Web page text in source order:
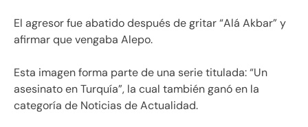
El agresor fue abatido después de gritar “Alá Akbar” y
afirmar que vengaba Alepo.
Esta imagen forma parte de una serie titulada: “Un
asesinato en Turquía”, la cual también ganó en la
categoría de Noticias de Actualidad.